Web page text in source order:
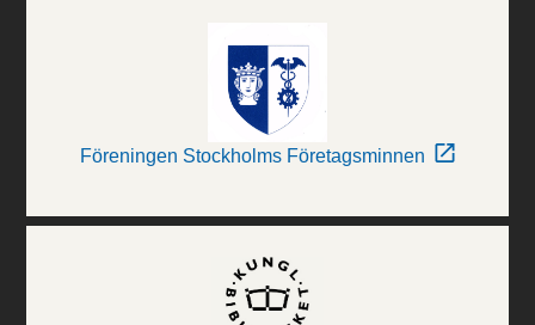
Föreningen Stockholms Företagsminnen